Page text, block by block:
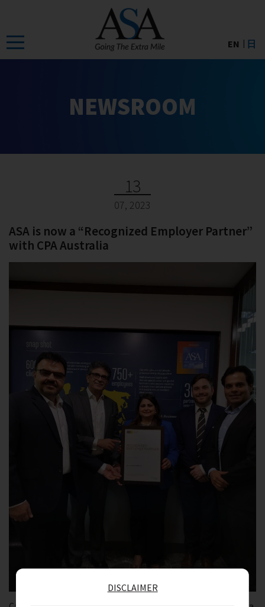
the
content
EN 日
NEWSROOM
13
07, 2023
ASA is now a “Recognized Employer Partner”
with CPA Australia
DISCLAIMER